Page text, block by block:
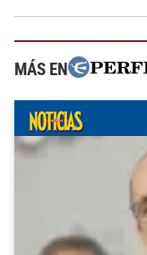
MÁS EN